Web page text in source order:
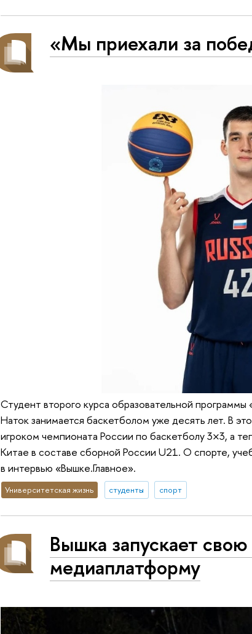
«Мы приехали за
Студент второго курса образовательной
Наток занимается баскетболом уже десять лет. В
игроком чемпионата России по баскетболу 3×3, а
Китае в составе сборной России U21. О спорте,
в интервью «Вышке.Главное».
Университетская жизнь студенты спорт
Вышка запускает
медиаплатформу